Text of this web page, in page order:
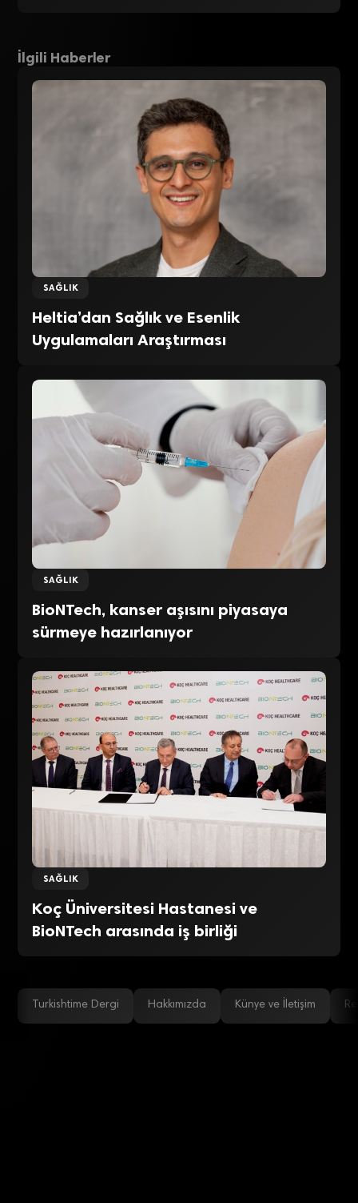
İlgili Haberler
SAĞLIK
Heltia’dan Sağlık ve Esenlik
Uygulamaları Araştırması
SAĞLIK
BioNTech, kanser aşısını piyasaya
sürmeye hazırlanıyor
SAĞLIK
Koç Üniversitesi Hastanesi ve
BioNTech arasında iş birliği
Turkishtime Dergi Hakkımızda Künye ve İletişim